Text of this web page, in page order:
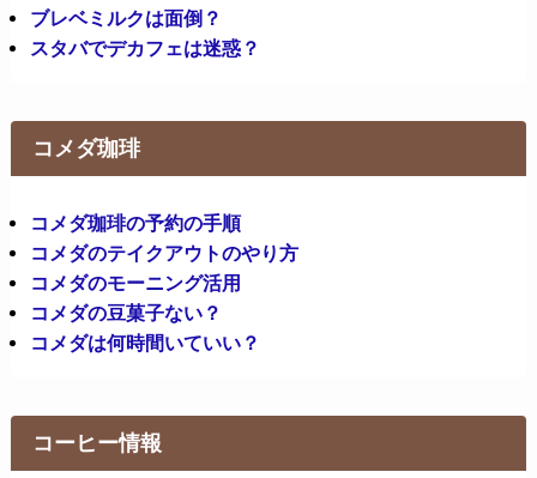
ブレベミルクは面倒？
スタバでデカフェは迷惑？
コメダ珈琲
コメダ珈琲の予約の手順
コメダのテイクアウトのやり方
コメダのモーニング活用
コメダの豆菓子ない？
コメダは何時間いていい？
コーヒー情報